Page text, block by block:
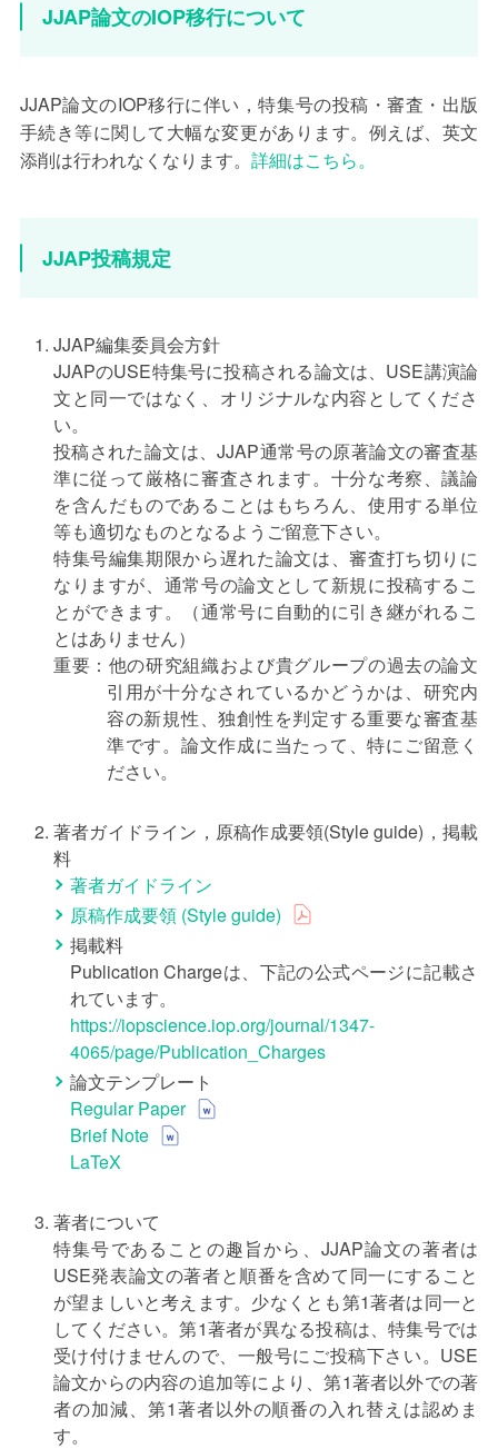
JJAP論文のIOP移行について
JJAP論文のIOP移行に伴い，特集号の投稿・審査・出版
手続き等に関して大幅な変更があります。例えば、英文
添削は行われなくなります。 詳細はこちら。
JJAP投稿規定
JJAP編集委員会方針
JJAPのUSE特集号に投稿される論文は、USE講演論
文と同一ではなく、オリジナルな内容としてくださ
い。
投稿された論文は、JJAP通常号の原著論文の審査基
準に従って厳格に審査されます。十分な考察、議論
を含んだものであることはもちろん、使用する単位
等も適切なものとなるようご留意下さい。
特集号編集期限から遅れた論文は、審査打ち切りに
なりますが、通常号の論文として新規に投稿するこ
とができます。（通常号に自動的に引き継がれるこ
とはありません）
重要：他の研究組織および貴グループの過去の論文
引用が十分なされているかどうかは、研究内
容の新規性、独創性を判定する重要な審査基
準です。論文作成に当たって、特にご留意く
ださい。
著者ガイドライン，原稿作成要領(Style guide)，掲載
料
著者ガイドライン
原稿作成要領 (Style guide)
掲載料
Publication Chargeは、下記の公式ページに記載さ
れています。
https://iopscience.iop.org/journal/1347-
4065/page/Publication_Charges
論文テンプレート
Regular Paper
Brief Note
LaTeX
著者について
特集号であることの趣旨から、JJAP論文の著者は
USE発表論文の著者と順番を含めて同一にすること
が望ましいと考えます。少なくとも第1著者は同一と
してください。第1著者が異なる投稿は、特集号では
受け付けませんので、一般号にご投稿下さい。USE
論文からの内容の追加等により、第1著者以外での著
者の加減、第1著者以外の順番の入れ替えは認めま
す。